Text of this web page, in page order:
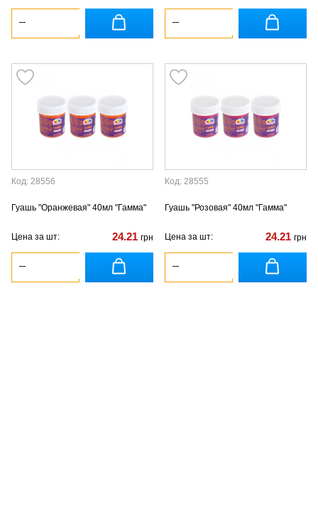
Код: 28556
Гуашь "Оранжевая" 40мл "Гамма"
Цена за шт: 24.21 грн
Код: 28555
Гуашь "Розовая" 40мл "Гамма"
Цена за шт: 24.21 грн